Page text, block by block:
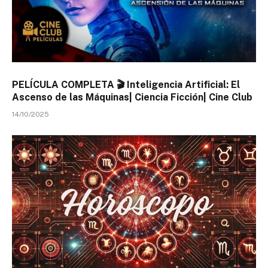
PELÍCULA COMPLETA 🎬 Inteligencia Artificial: El
Ascenso de las Máquinas| Ciencia Ficción| Cine Club
14/10/2025